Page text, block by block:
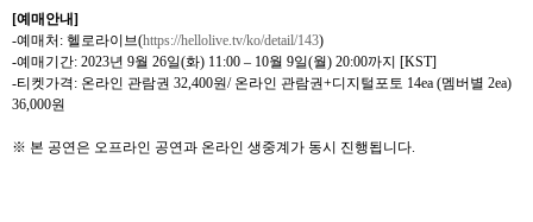
[예매안내]
-예매처 : 헬로라이브(https://hellolive.tv/ko/detail/143)
-예매기간: 2023년 9월 26일(화) 11:00 – 10월 9일(월) 20:00까지 [KST]
-티켓가격 : 온라인 관람권 32,400원/ 온라인 관람권+디지털포토 14ea (멤버별 2ea)
36,000원
※ 본 공연은 오프라인 공연과 온라인 생중계가 동시 진행됩니다.